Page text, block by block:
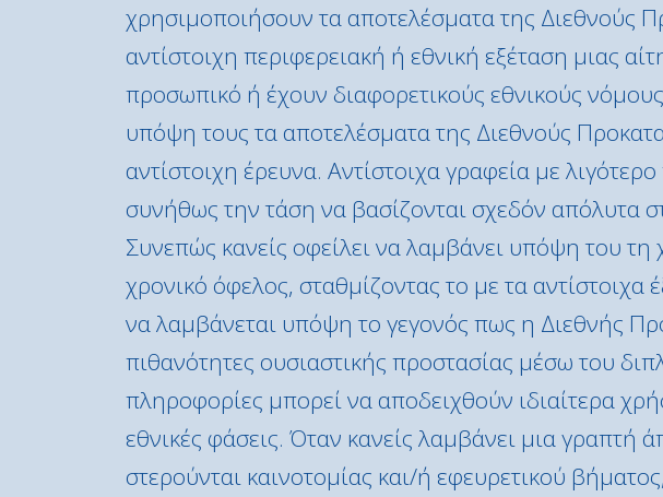
χρησιμοποιήσουν τα αποτελέσματα της Διεθνούς
αντίστοιχη περιφερειακή ή εθνική εξέταση μιας
προσωπικό ή έχουν διαφορετικούς εθνικούς
υπόψη τους τα αποτελέσματα της Διεθνούς
αντίστοιχη έρευνα. Αντίστοιχα γραφεία με
συνήθως την τάση να βασίζονται σχεδόν απόλυτα
Συνεπώς κανείς οφείλει να λαμβάνει υπόψη του τη
χρονικό όφελος, σταθμίζοντας το με τα
να λαμβάνεται υπόψη το γεγονός πως η Διεθνής
πιθανότητες ουσιαστικής προστασίας μέσω του
πληροφορίες μπορεί να αποδειχθούν ιδιαίτερα
εθνικές φάσεις. Όταν κανείς λαμβάνει μια γραπτή
στερούνται καινοτομίας και/ή εφευρετικού